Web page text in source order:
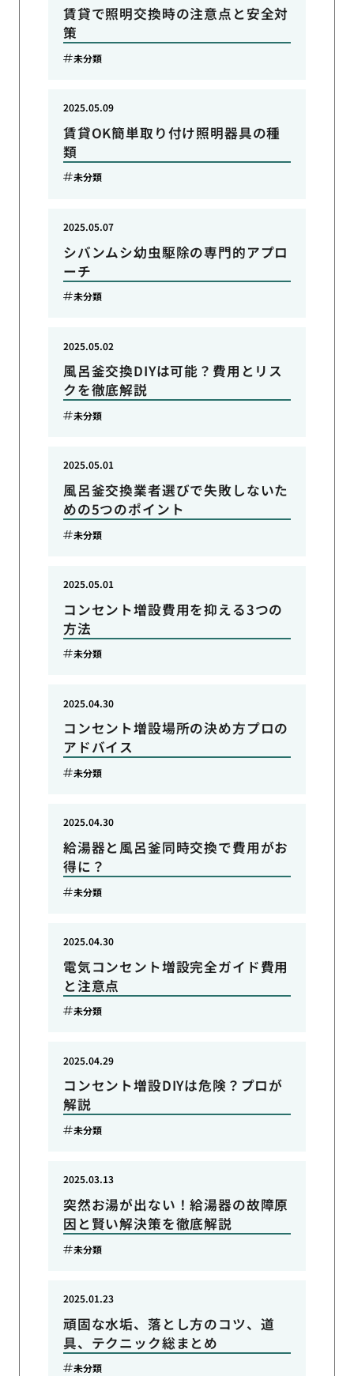
賃貸で照明交換時の注意点と安全対
策
未分類
賃貸OK簡単取り付け照明器具の種
類
2025.05.09
未分類
シバンムシ幼虫駆除の専門的アプロ
ーチ
2025.05.07
未分類
風呂釜交換DIYは可能？費用とリス
クを徹底解説
2025.05.02
未分類
風呂釜交換業者選びで失敗しないた
めの5つのポイント
2025.05.01
未分類
コンセント増設費用を抑える3つの
方法
2025.05.01
未分類
コンセント増設場所の決め方プロの
アドバイス
2025.04.30
未分類
給湯器と風呂釜同時交換で費用がお
得に？
2025.04.30
未分類
電気コンセント増設完全ガイド費用
と注意点
2025.04.30
未分類
コンセント増設DIYは危険？プロが
解説
2025.04.29
未分類
突然お湯が出ない！給湯器の故障原
因と賢い解決策を徹底解説
2025.03.13
未分類
頑固な水垢、落とし方のコツ、道
具、テクニック総まとめ
2025.01.23
未分類